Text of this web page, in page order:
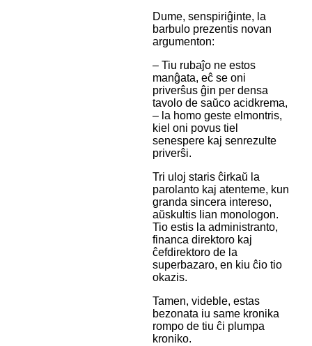
Dume, senspiriĝinte, la
barbulo prezentis novan
argumenton:
– Tiu rubaĵo ne estos
manĝata, eĉ se oni
priverŝus ĝin per densa
tavolo de saŭco acidkrema,
– la homo geste elmontris,
kiel oni povus tiel
senespere kaj senrezulte
priverŝi.
Tri uloj staris ĉirkaŭ la
parolanto kaj atenteme, kun
granda sincera intereso,
aŭskultis lian monologon.
Tio estis la administranto,
financa direktoro kaj
ĉefdirektoro de la
superbazaro, en kiu ĉio tio
okazis.
Tamen, videble, estas
bezonata iu same kronika
rompo de tiu ĉi plumpa
kroniko.